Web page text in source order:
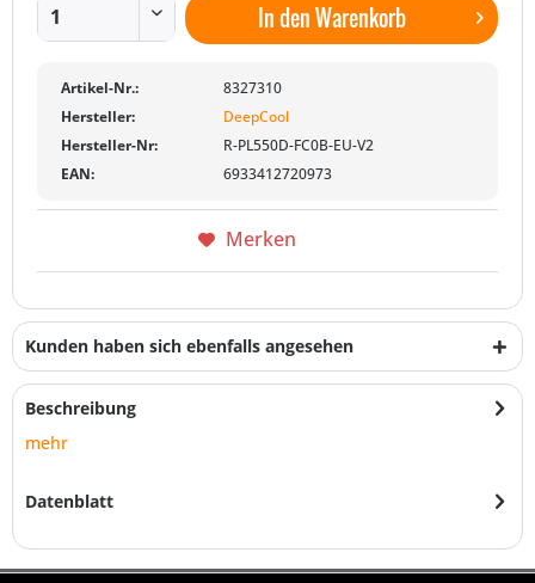
In denWarenkorb
Artikel-Nr.:
8327310
Hersteller:
DeepCool
Hersteller-Nr:
R-PL550D-FC0B-EU-V2
EAN:
6933412720973
Merken
Kunden haben sich ebenfalls angesehen
Beschreibung
mehr
Datenblatt